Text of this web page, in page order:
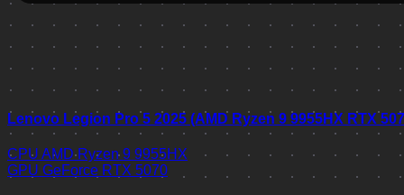
Lenovo Legion Pro 5 2025 (AMD Ryzen 9 9955HX RTX
CPU AMD Ryzen 9 9955HX
GPU GeForce RTX 5070